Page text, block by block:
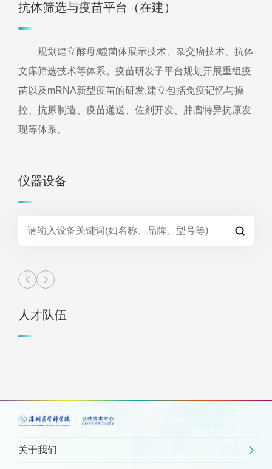
抗体筛选与疫苗平台（在建）
规划建立酵母/噬菌体展示技术、杂交瘤技术、抗体
文库筛选技术等体系。疫苗研发子平台规划开展重组疫
苗以及mRNA新型疫苗的研发,建立包括免疫记忆与操
控、抗原制造、疫苗递送、佐剂开发、肿瘤特异抗原发
现等体系。
仪器设备
人才队伍
关于我们